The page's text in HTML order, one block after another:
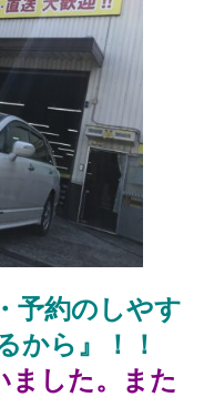
予約のしやす
から』！！
ました。また